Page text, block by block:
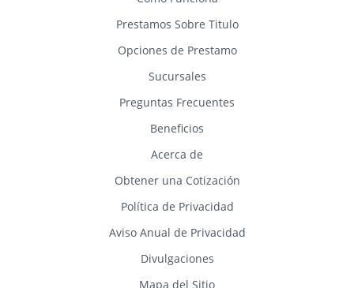
Prestamos Sobre Titulo
Opciones de Prestamo
Sucursales
Preguntas Frecuentes
Beneficios
Acerca de
Obtener una Cotización
Política de Privacidad
Aviso Anual de Privacidad
Divulgaciones
Mapa del Sitio